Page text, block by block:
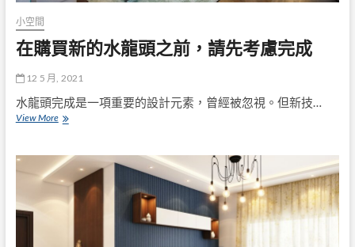
小空間
在購買新的水龍頭之前，請先考慮完成
12 5 月, 2021
水龍頭完成是一項重要的設計元素，曾經被忽視。但新技…
View More在
新
的
龍